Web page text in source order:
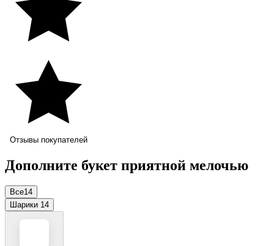
Отзывы покупателей
Дополните букет приятной мелочью
Все14
Шарики 14